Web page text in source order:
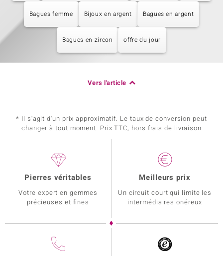
Bagues femme Bijoux en argent Bagues en argent
Bagues en zircon offre du jour
Vers l'article
* Il s'agit d'un prix approximatif. Le taux de conversion peut
changer à tout moment. Prix TTC, hors frais de livraison
Pierres véritables
Votre expert en gemmes
précieuses et fines
Meilleurs prix
Un circuit court qui limite les
intermédiaires onéreux